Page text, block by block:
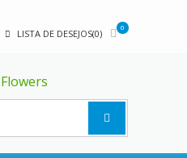
LISTA DE DESEJOS(0)
0
MAXX